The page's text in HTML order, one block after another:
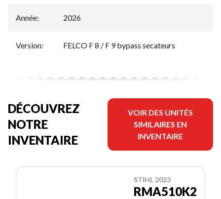
Année: 2026
Version: FELCO F 8 / F 9 bypass secateurs
DÉCOUVREZ
NOTRE
INVENTAIRE
VOIR DES UNITÉS
SIMILAIRES EN
INVENTAIRE
STIHL 2023
RMA510K2